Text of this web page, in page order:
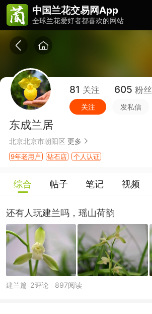
中国兰花交易网App
全球兰花爱好者都喜欢的网站
中国兰花交易网App
全球兰花爱好者都喜欢的网站
81 关注 605 粉丝
关注 发私信
东成兰居
北京北京市朝阳区 更多
9年老用户 钻石店 个人认证
综合 帖子 笔记 视频
还有人玩建兰吗，瑶山荷韵
建兰篇 2评论 897阅读